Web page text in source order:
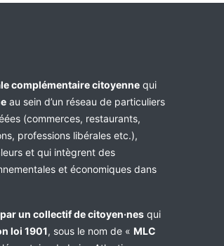
complémentaire citoyenne qui
au sein d’un réseau de particuliers
(commerces, restaurants,
professions libérales etc.),
et qui intègrent des
et économiques dans
un collectif de citoyen·nes qui
loi 1901, sous le nom de « MLC